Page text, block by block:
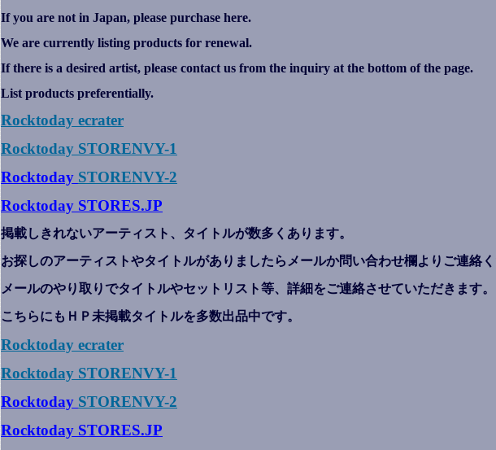
If you are not in Japan, please purchase here.
We are currently listing products for renewal.
If there is a desired artist, please contact us from the inquiry at the bottom of the page.
List products preferentially.
Rocktoday ecrater
Rocktoday STORENVY-1
Rocktoday STORENVY-2
Rocktoday STORES.JP
掲載しきれないアーティスト、タイトルが数多くあります。
お探しのアーティストやタイトルがありましたらメールか問い合わせ欄よりご連絡
メールのやり取りでタイトルやセットリスト等、詳細をご連絡させていただきます。
こちらにもＨＰ未掲載タイトルを多数出品中です。
Rocktoday ecrater
Rocktoday STORENVY-1
Rocktoday STORENVY-2
Rocktoday STORES.JP